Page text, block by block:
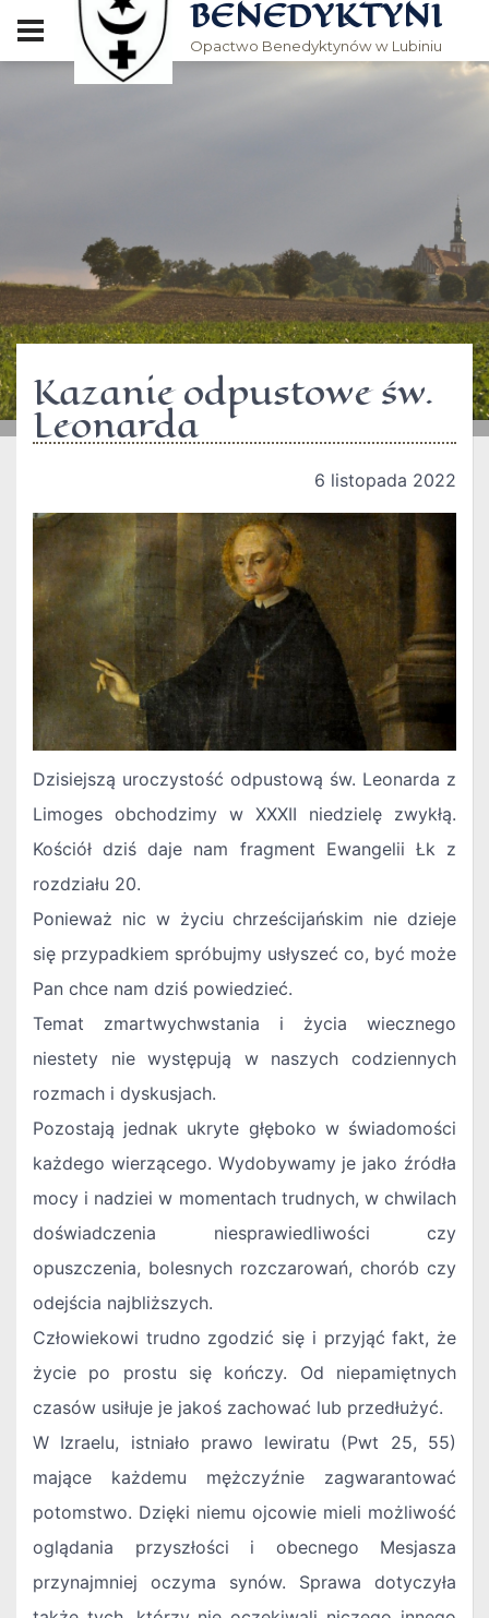
BENEDYKTYNI
Opactwo Benedyktynów w Lubiniu
Kazanie odpustowe św.
Leonarda
6 listopada 2022
Dzisiejszą uroczystość odpustową św. Leonarda z
Limoges obchodzimy w XXXII niedzielę zwykłą.
Kościół dziś daje nam fragment Ewangelii Łk z
rozdziału 20.
Ponieważ nic w życiu chrześcijańskim nie dzieje
się przypadkiem spróbujmy usłyszeć co, być może
Pan chce nam dziś powiedzieć.
Temat zmartwychwstania i życia wiecznego
niestety nie występują w naszych codziennych
rozmach i dyskusjach.
Pozostają jednak ukryte głęboko w świadomości
każdego wierzącego. Wydobywamy je jako źródła
mocy i nadziei w momentach trudnych, w chwilach
doświadczenia niesprawiedliwości czy
opuszczenia, bolesnych rozczarowań, chorób czy
odejścia najbliższych.
Człowiekowi trudno zgodzić się i przyjąć fakt, że
życie po prostu się kończy. Od niepamiętnych
czasów usiłuje je jakoś zachować lub przedłużyć.
W Izraelu, istniało prawo lewiratu (Pwt 25, 55)
mające każdemu mężczyźnie zagwarantować
potomstwo. Dzięki niemu ojcowie mieli możliwość
oglądania przyszłości i obecnego Mesjasza
przynajmniej oczyma synów. Sprawa dotyczyła